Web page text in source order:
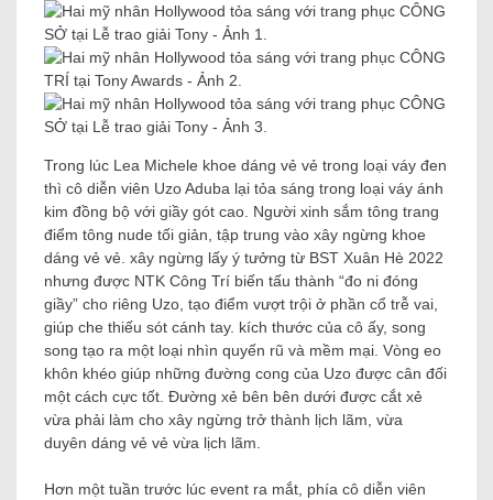
Trong lúc Lea Michele khoe dáng vẻ vẻ trong loại váy đen
thì cô diễn viên Uzo Aduba lại tỏa sáng trong loại váy ánh
kim đồng bộ với giầy gót cao. Người xinh sắm tông trang
điểm tông nude tối giản, tập trung vào xây ngừng khoe
dáng vẻ vẻ. xây ngừng lấy ý tưởng từ BST Xuân Hè 2022
nhưng được NTK Công Trí biến tấu thành “đo ni đóng
giầy” cho riêng Uzo, tạo điểm vượt trội ở phần cổ trễ vai,
giúp che thiếu sót cánh tay. kích thước của cô ấy, song
song tạo ra một loại nhìn quyến rũ và mềm mại. Vòng eo
khôn khéo giúp những đường cong của Uzo được cân đối
một cách cực tốt. Đường xẻ bên bên dưới được cắt xẻ
vừa phải làm cho xây ngừng trở thành lịch lãm, vừa
duyên dáng vẻ vẻ vừa lịch lãm.
Hơn một tuần trước lúc event ra mắt, phía cô diễn viên